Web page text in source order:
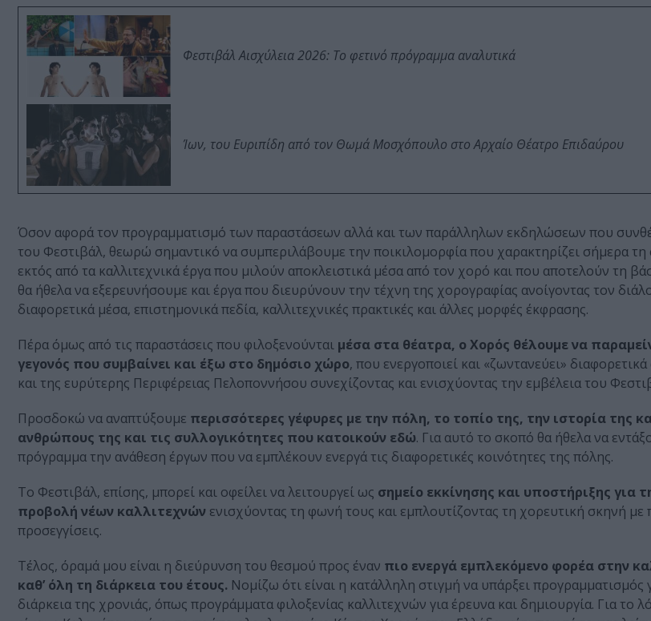
Φεστιβάλ Αισχύλεια 2026: Το φετινό πρόγραμμα αναλυτικά
Ίων, του Ευριπίδη από τον Θωμά Μοσχόπουλο στο Αρχαίο Θέατρο Επιδαύρου
Όσον αφορά τον προγραμματισμό των παραστάσεων αλλά και των παράλληλων εκδηλώσεων που
του Φεστιβάλ, θεωρώ σημαντικό να συμπεριλάβουμε την ποικιλομορφία που χαρακτηρίζει σήμερα τη
εκτός από τα καλλιτεχνικά έργα που μιλούν αποκλειστικά μέσα από τον χορό και που αποτελούν τη
θα ήθελα να εξερευνήσουμε και έργα που διευρύνουν την τέχνη της χορογραφίας ανοίγοντας τον
διαφορετικά μέσα, επιστημονικά πεδία, καλλιτεχνικές πρακτικές και άλλες μορφές έκφρασης.
Πέρα όμως από τις παραστάσεις που φιλοξενούνται μέσα στα θέατρα, ο Χορός θέλουμε να
γεγονός που συμβαίνει και έξω στο δημόσιο χώρο, που ενεργοποιεί και «ζωντανεύει»
και της ευρύτερης Περιφέρειας Πελοποννήσου συνεχίζοντας και ενισχύοντας την εμβέλεια του
Προσδοκώ να αναπτύξουμε περισσότερες γέφυρες με την πόλη, το τοπίο της, την ιστορία της
ανθρώπους της και τις συλλογικότητες που κατοικούν εδώ. Για αυτό το σκοπό θα ήθελα να
πρόγραμμα την ανάθεση έργων που να εμπλέκουν ενεργά τις διαφορετικές κοινότητες της πόλης.
Το Φεστιβάλ, επίσης, μπορεί και οφείλει να λειτουργεί ως σημείο εκκίνησης και υποστήριξης για
προβολή νέων καλλιτεχνών ενισχύοντας τη φωνή τους και εμπλουτίζοντας τη χορευτική σκηνή με
προσεγγίσεις.
Τέλος, όραμά μου είναι η διεύρυνση του θεσμού προς έναν πιο ενεργά εμπλεκόμενο φορέα στην
καθ’ όλη τη διάρκεια του έτους. Νομίζω ότι είναι η κατάλληλη στιγμή να υπάρξει προγραμματισμός
διάρκεια της χρονιάς, όπως προγράμματα φιλοξενίας καλλιτεχνών για έρευνα και δημιουργία. Για το